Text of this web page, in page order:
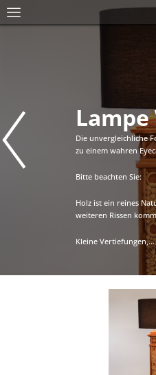
Die unvergleichliche
zu einem wahren
Bitte beachten Sie:
Holz ist ein reines
weiteren Rissen
Kleine Vertiefungen,...